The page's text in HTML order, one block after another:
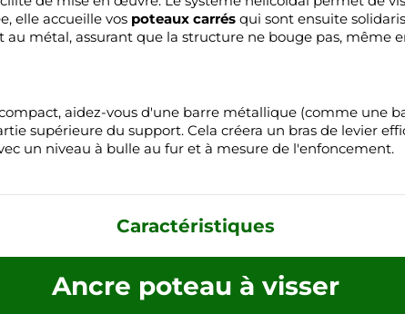
elle accueille vos poteaux carrés qui sont ensuite
métal, assurant que la structure ne bouge pas, même
aidez-vous d'une barre métallique (comme une
supérieure du support. Cela créera un bras de levier
un niveau à bulle au fur et à mesure de l'enfoncement.
Caractéristiques
Ancre poteau à visser